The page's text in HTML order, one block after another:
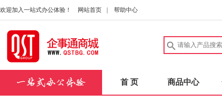
欢迎加入一站式办公体验！ 网站首页 帮助中心
首 页 商品中心